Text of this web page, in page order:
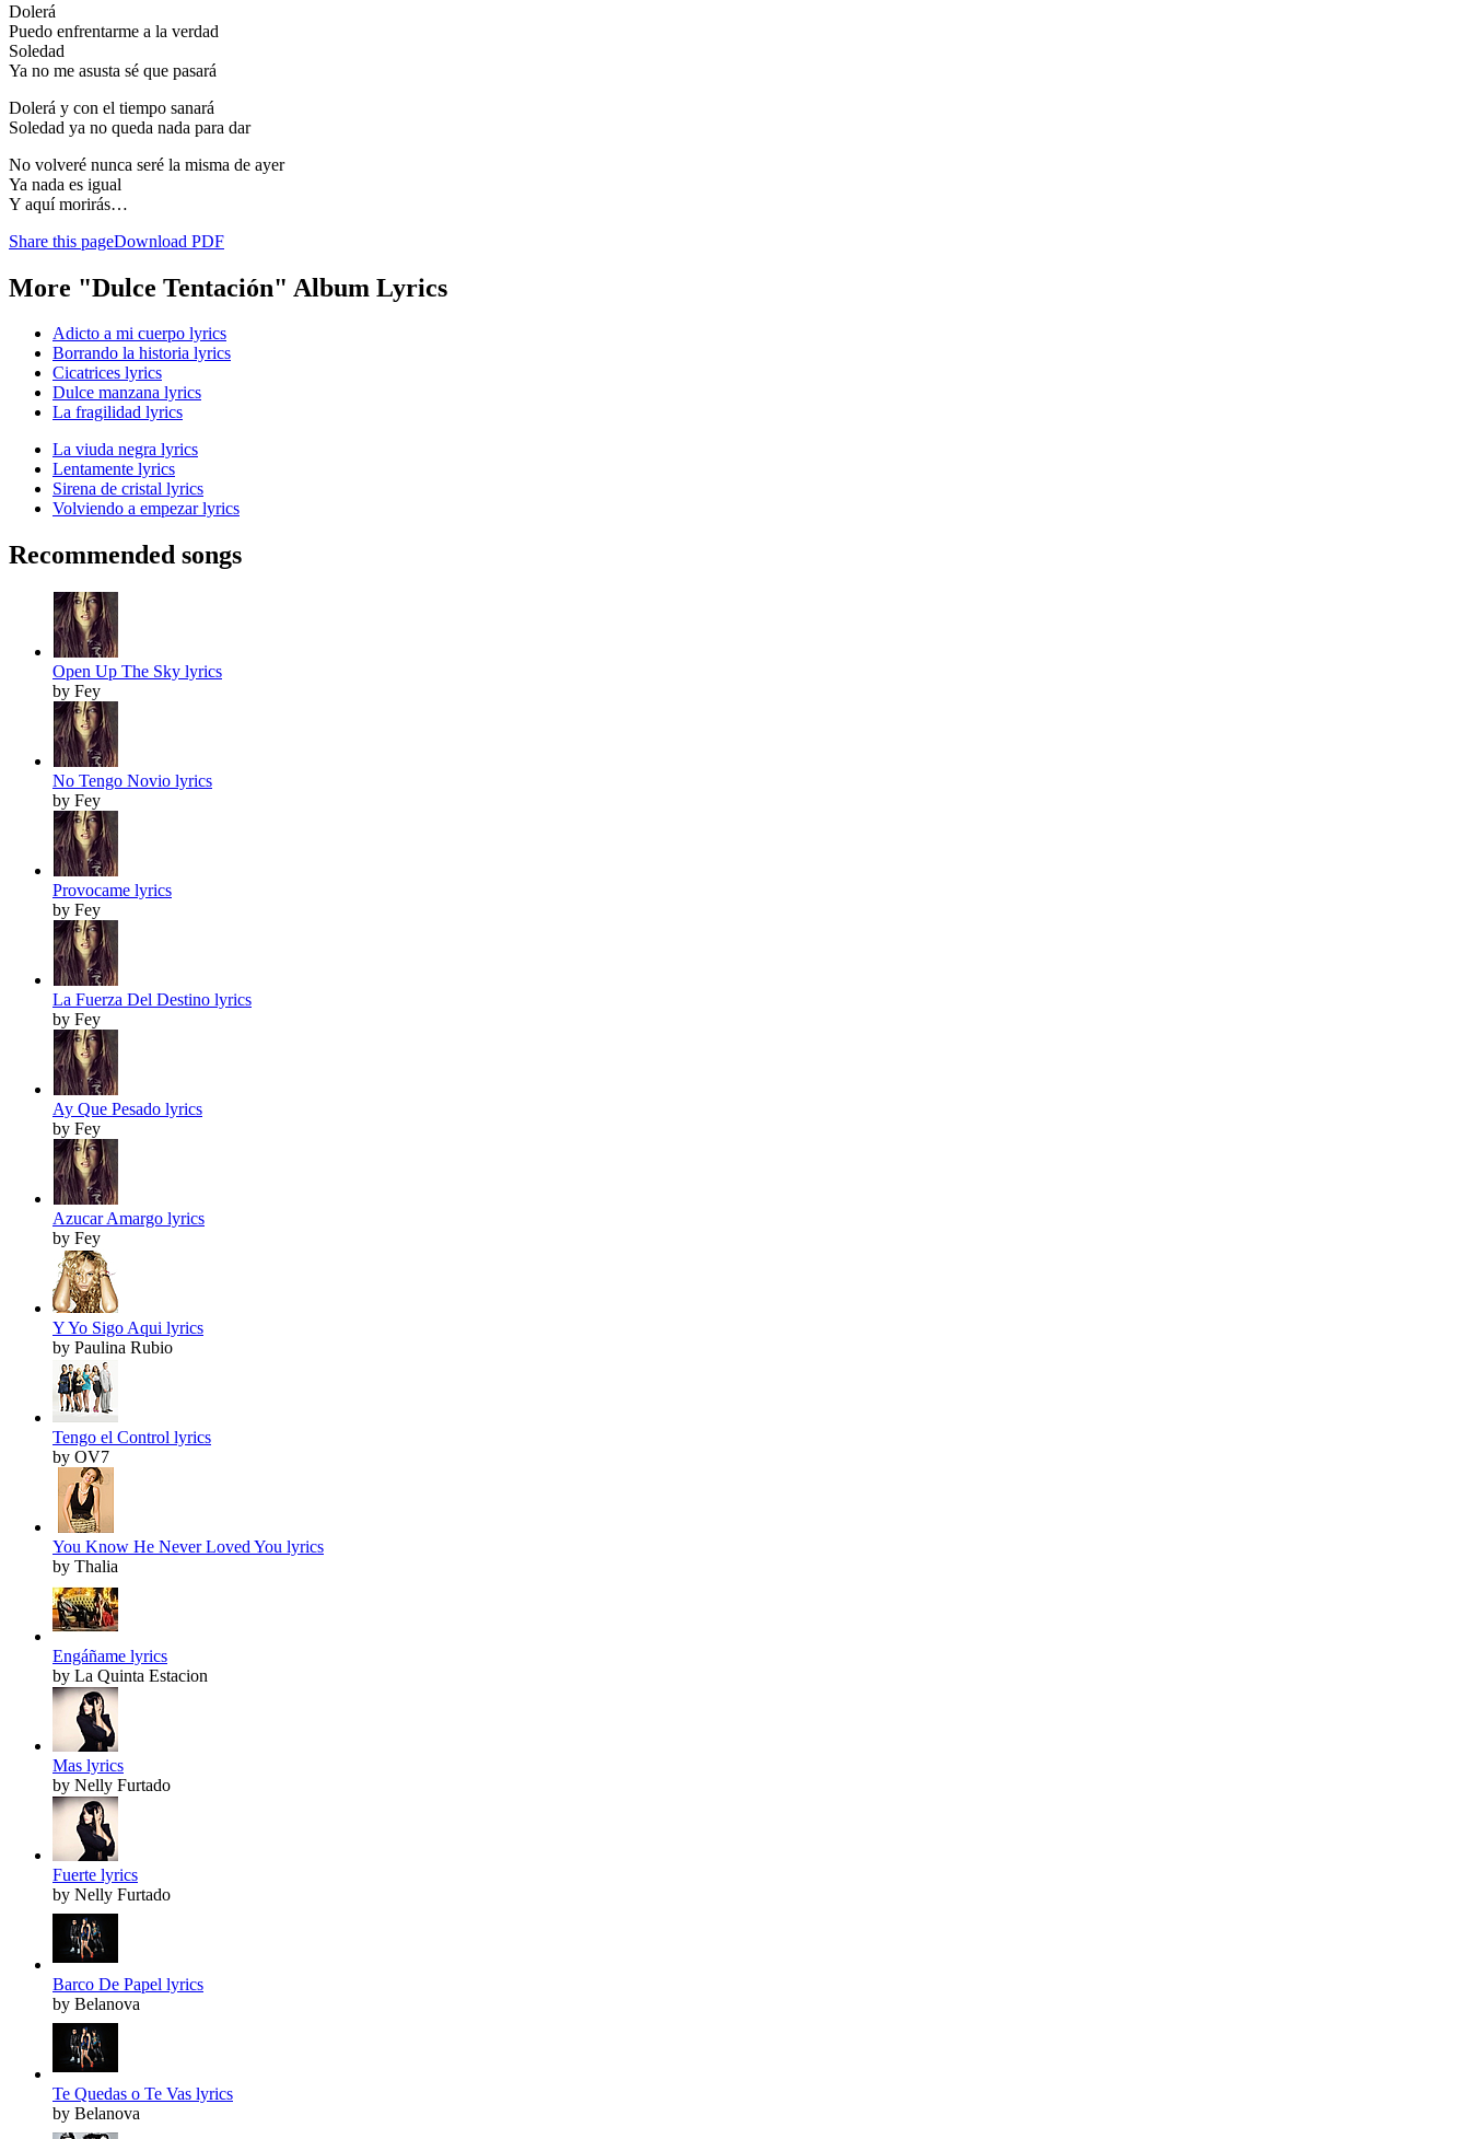
Dolerá
Puedo enfrentarme a la verdad
Soledad
Ya no me asusta sé que pasará
Dolerá y con el tiempo sanará
Soledad ya no queda nada para dar
No volveré nunca seré la misma de ayer
Ya nada es igual
Y aquí morirás…
Share this pageDownload PDF
More "Dulce Tentación" Album Lyrics
Adicto a mi cuerpo lyrics
Borrando la historia lyrics
Cicatrices lyrics
Dulce manzana lyrics
La fragilidad lyrics
La viuda negra lyrics
Lentamente lyrics
Sirena de cristal lyrics
Volviendo a empezar lyrics
Recommended songs
Open Up The Sky lyrics
by Fey
No Tengo Novio lyrics
by Fey
Provocame lyrics
by Fey
La Fuerza Del Destino lyrics
by Fey
Ay Que Pesado lyrics
by Fey
Azucar Amargo lyrics
by Fey
Y Yo Sigo Aqui lyrics
by Paulina Rubio
Tengo el Control lyrics
by OV7
You Know He Never Loved You lyrics
by Thalia
Engáñame lyrics
by La Quinta Estacion
Mas lyrics
by Nelly Furtado
Fuerte lyrics
by Nelly Furtado
Barco De Papel lyrics
by Belanova
Te Quedas o Te Vas lyrics
by Belanova